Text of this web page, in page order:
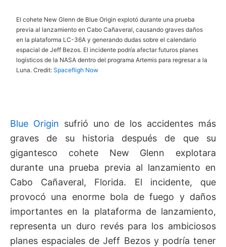
El cohete New Glenn de Blue Origin explotó durante una prueba
previa al lanzamiento en Cabo Cañaveral, causando graves daños
en la plataforma LC-36A y generando dudas sobre el calendario
espacial de Jeff Bezos. El incidente podría afectar futuros planes
logísticos de la NASA dentro del programa Artemis para regresar a la
Luna. Credit: Spacefligh Now
Blue Origin sufrió uno de los accidentes más
graves de su historia después de que su
gigantesco cohete New Glenn explotara
durante una prueba previa al lanzamiento en
Cabo Cañaveral, Florida. El incidente, que
provocó una enorme bola de fuego y daños
importantes en la plataforma de lanzamiento,
representa un duro revés para los ambiciosos
planes espaciales de Jeff Bezos y podría tener